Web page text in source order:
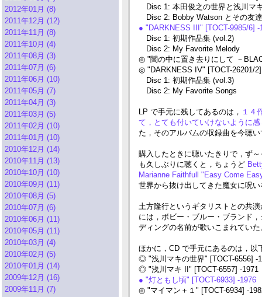
2012年01月 (8)
2011年12月 (12)
2011年11月 (8)
2011年10月 (4)
2011年08月 (3)
2011年07月 (6)
2011年06月 (10)
2011年05月 (7)
2011年04月 (3)
2011年03月 (5)
2011年02月 (10)
2011年01月 (10)
2010年12月 (14)
2010年11月 (13)
2010年10月 (10)
2010年09月 (11)
2010年08月 (5)
2010年07月 (6)
2010年06月 (11)
2010年05月 (11)
2010年03月 (4)
2010年02月 (5)
2010年01月 (14)
2009年12月 (16)
2009年11月 (7)
Disc 1: 本田俊之の世界と浅川マ
Disc 2: Bobby Watson とその友
● "DARKNESS III" [TOCT-9985/6] -
Disc 1: 初期作品集 (vol.2)
Disc 2: My Favorite Melody
◎ "闇の中に置き去りにして －
◎ "DARKNESS IV" [TOCT-26201/
Disc 1: 初期作品集 (vol.3)
Disc 2: My Favorite Songs
LP で手元に残してあるのは， １４
て，とても付いていけないように
た，そのアルバムの収録曲を今聴
購入したときに聴いたきりで，ず
も久しぶりに聴くと，ちょうど
Marianne Faithfull "Easy Come
世界から抜け出してきた魔女に呪
土方隆行というギタリストとの共
には，ボビー・ブルー・ブランド
ディングの名前が歌いこまれていた
ほかに，CD で手元にあるのは，以
◎ "浅川マキの世界" [TOCT-6556] -
◎ "浅川マキ II" [TOCT-6557] -1971
● "灯ともし頃" [TOCT-6933] -1976
◎ "マイマン＋１" [TOCT-6934] -